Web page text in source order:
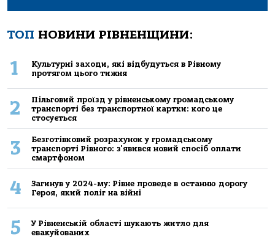
ТОП НОВИНИ РІВНЕНЩИНИ:
1
Культурні заходи, які відбудуться в Рівному
протягом цього тижня
2
Пільговий проїзд у рівненському громадському
транспорті без транспортної картки: кого це
стосується
3
Безготівковий розрахунок у громадському
транспорті Рівного: з'явився новий спосіб оплати
смартфоном
4
Загинув у 2024-му: Рівне проведе в останню дорогу
Героя, який поліг на війні
5
У Рівненській області шукають житло для
евакуйованих